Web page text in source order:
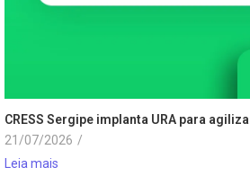
CRESS Sergipe implanta URA para
21/07/2026 /
Leia mais